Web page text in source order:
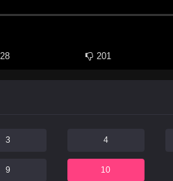
28 201
3 4
9 10